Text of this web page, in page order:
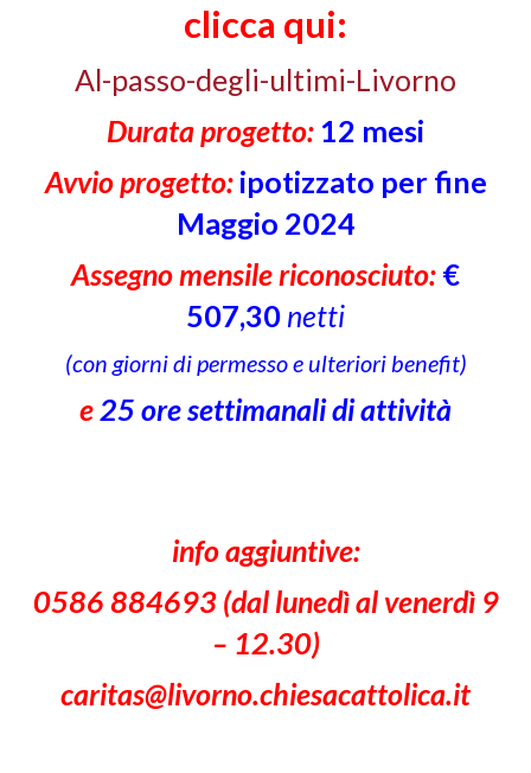
clicca qui:
Al-passo-degli-ultimi-Livorno
Durata progetto: 12 mesi
Avvio progetto:ipotizzato per fine
Maggio 2024
Assegno mensile riconosciuto: €
507,30 netti
(con giorni di permesso e ulteriori benefit)
e25 ore settimanali di attività
info aggiuntive:
0586 884693 (dal lunedì al venerdì 9
– 12.30)
caritas@livorno.chiesacattolica.it